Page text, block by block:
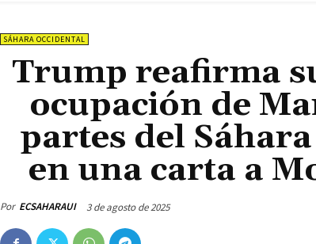
SÁHARA OCCIDENTAL
Trump reafirma
ocupación de
partes del
en una carta a
Por ECSAHARAUI 3 de agosto de 2025